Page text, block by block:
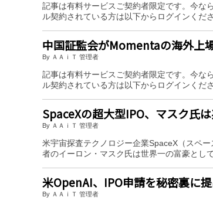
記事は有料サービスご契約者限定です。今な
ル契約されている方は以下からログインくだ
中国証監会がMomentaの海外上
By ＡＡｉＴ 管理者
記事は有料サービスご契約者限定です。今な
ル契約されている方は以下からログインくだ
SpaceXの超大型IPO、マスク氏
By ＡＡｉＴ 管理者
米宇宙探査テクノロジー企業SpaceX（スペ
者のイーロン・マスク氏は世界一の富豪とし
米OpenAI、IPO申請を秘密裏に
By ＡＡｉＴ 管理者